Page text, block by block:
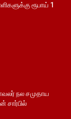
ரூபாய் 1
நல சமுதாய
சார்பில்